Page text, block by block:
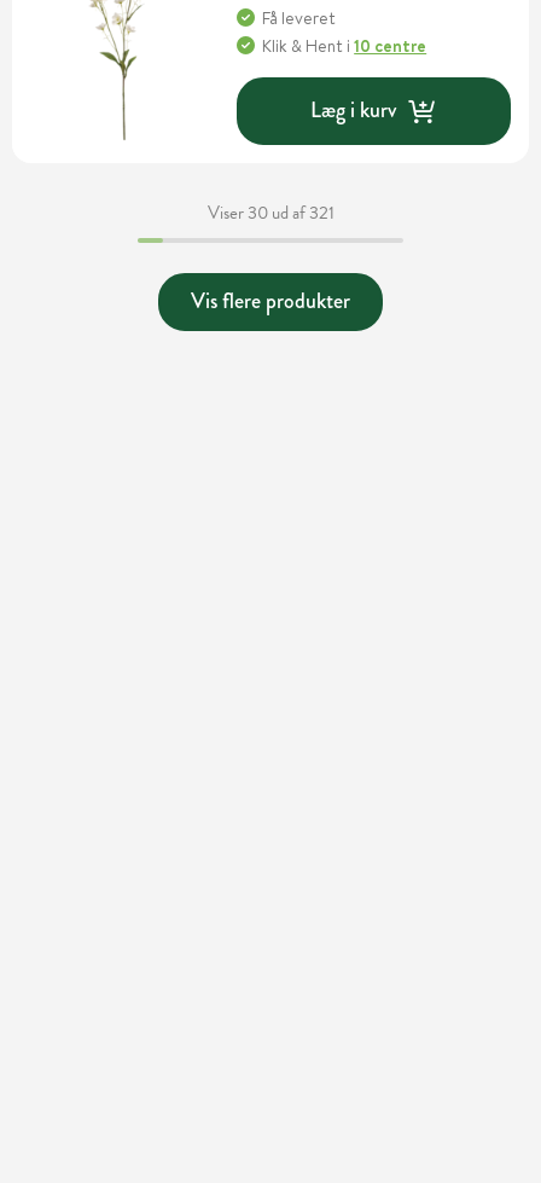
Få leveret
Klik & Hent i10 centre
Læg i kurv
Viser 30 ud af 321
Vis flere produkter